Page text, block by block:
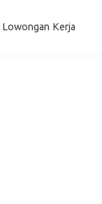
Lowongan Kerja